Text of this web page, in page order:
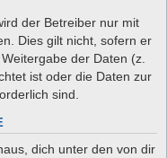
der Betreiber nur mit
Dies gilt nicht, sofern er
der Daten (z.
ist oder die Daten zur
sind.
dich unter den von dir